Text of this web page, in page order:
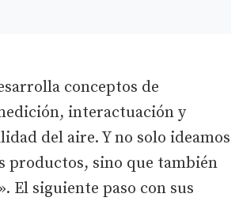
conceptos de
interactuación y
del aire. Y no solo ideamos
productos, sino que también
El siguiente paso con sus